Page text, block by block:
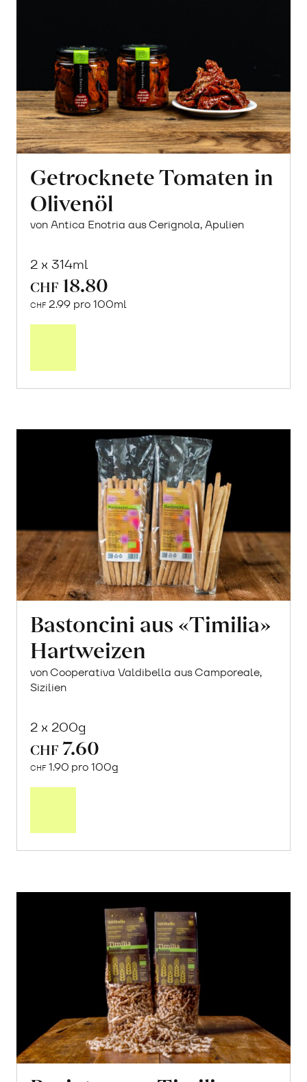
Getrocknete Tomaten in
Olivenöl
von Antica Enotria aus Cerignola, Apulien
2 x 314ml
CHF 18.80
CHF 2.99 pro 100ml
Bastoncini aus «Timilia»
Hartweizen
von Cooperativa Valdibella aus Camporeale,
Sizilien
2 x 200g
CHF 7.60
CHF 1.90 pro 100g